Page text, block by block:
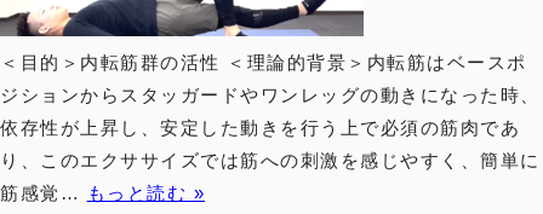
＜目的＞内転筋群の活性 ＜理論的背景＞内転筋はベースポ
ジションからスタッガードやワンレッグの動きになった時、
依存性が上昇し、安定した動きを行う上で必須の筋肉であ
り、このエクササイズでは筋への刺激を感じやすく、簡単に
筋感覚…
もっと読む »